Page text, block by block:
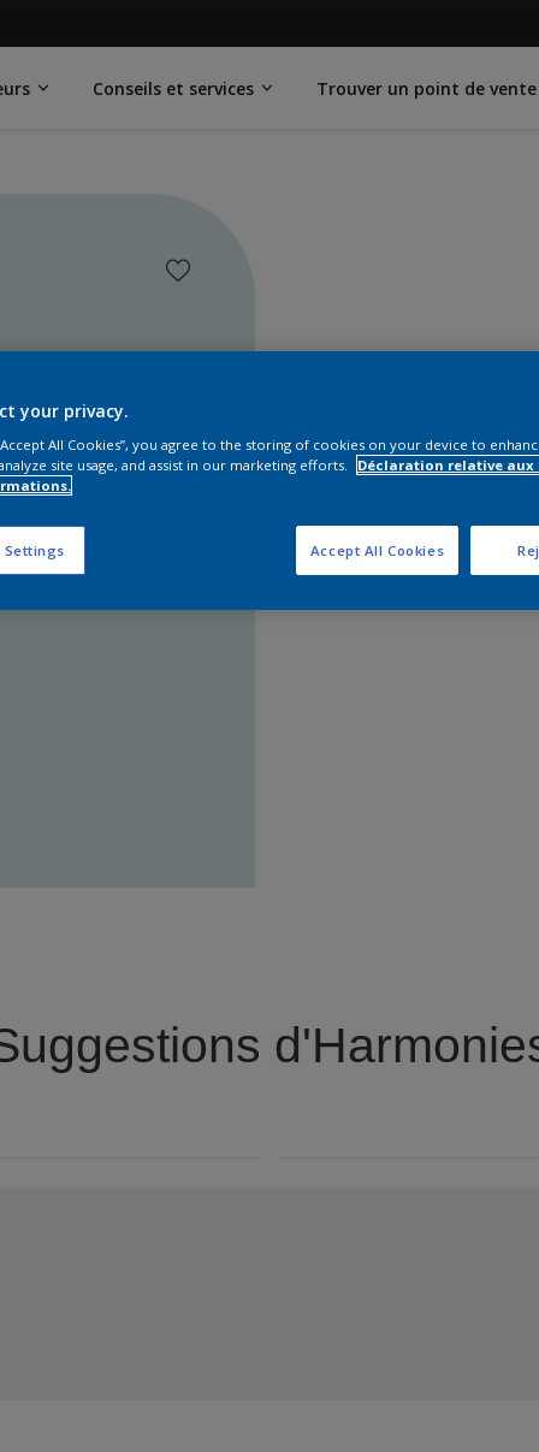
Conseils et services Trouver un point de vente
Trouver
your privacy.
All Cookies”, you agree to the storing of cookies on your device to
site usage, and assist in our marketing efforts.
Déclaration relative aux
Settings Accept All Cookies